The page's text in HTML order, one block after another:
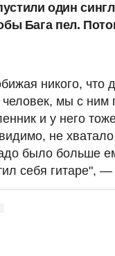
один
Бага пел.
никого,
мы с
и у него
не
было больше
себя гитаре",